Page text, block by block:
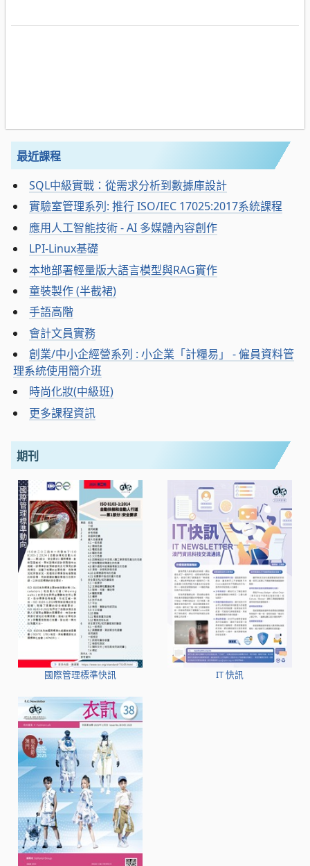
最近課程
SQL中級實戰：從需求分析到數據庫設計
實驗室管理系列: 推行 ISO/IEC 17025:2017系統課程
應用人工智能技術 - AI 多媒體內容創作
LPI-Linux基礎
本地部署輕量版大語言模型與RAG實作
童裝製作 (半截裙)
手語高階
會計文員實務
創業/中小企經營系列 : 小企業「計糧易」 - 僱員資料管
理系統使用簡介班
時尚化妝(中級班)
更多課程資訊
期刊
國際管理標準快訊 IT 快訊